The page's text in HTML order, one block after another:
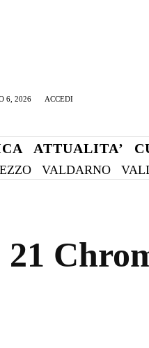
6, 2026 ACCEDI
ATTUALITA’
VALDARNO